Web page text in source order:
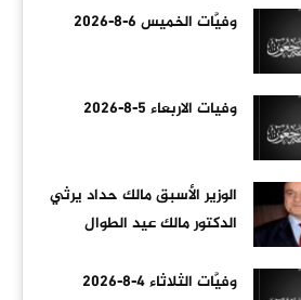
وفيَّات الخميس 6-8-2026
وفيات الاربعاء 5-8-2026
الوزير الأسبق مالك حداد يرثي
الدكتور مالك عيد الطوال
وفيَّات الثلاثاء 4-8-2026